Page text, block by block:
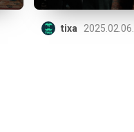
tixa 2025.02.06.